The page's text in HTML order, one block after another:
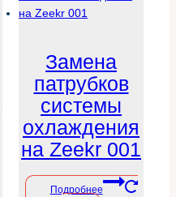
Замена
патрубков
системы
охлаждения
на Zeekr 001
Подробнее